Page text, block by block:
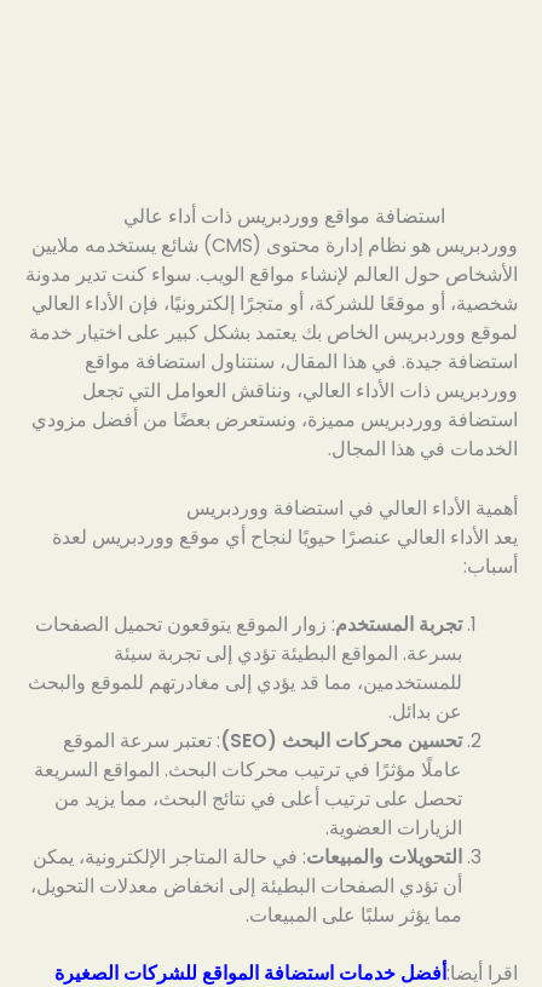
استضافة مواقع ووردبريس ذات أداء عالي
ووردبريس هو نظام إدارة محتوى (CMS) شائع يستخدمه ملايين
الأشخاص حول العالم لإنشاء مواقع الويب. سواء كنت تدير مدونة
شخصية، أو موقعًا للشركة، أو متجرًا إلكترونيًا، فإن الأداء العالي
لموقع ووردبريس الخاص بك يعتمد بشكل كبير على اختيار خدمة
استضافة جيدة. في هذا المقال، سنتناول استضافة مواقع
ووردبريس ذات الأداء العالي، ونناقش العوامل التي تجعل
استضافة ووردبريس مميزة، ونستعرض بعضًا من أفضل مزودي
الخدمات في هذا المجال.
أهمية الأداء العالي في استضافة ووردبريس
يعد الأداء العالي عنصرًا حيويًا لنجاح أي موقع ووردبريس لعدة
أسباب:
تجربة المستخدم: زوار الموقع يتوقعون تحميل الصفحات
بسرعة. المواقع البطيئة تؤدي إلى تجربة سيئة
للمستخدمين، مما قد يؤدي إلى مغادرتهم للموقع والبحث
عن بدائل.
تحسين محركات البحث (SEO)
: تعتبر سرعة الموقع
عاملًا مؤثرًا في ترتيب محركات البحث. المواقع السريعة
تحصل على ترتيب أعلى في نتائج البحث، مما يزيد من
الزيارات العضوية.
التحويلات والمبيعات: في حالة المتاجر الإلكترونية، يمكن
أن تؤدي الصفحات البطيئة إلى انخفاض معدلات التحويل،
مما يؤثر سلبًا على المبيعات.
اقرا أيضا:أفضل خدمات استضافة المواقع للشركات الصغيرة